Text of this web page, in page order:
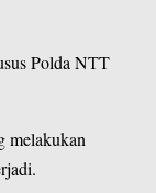
Polda NTT
melakukan